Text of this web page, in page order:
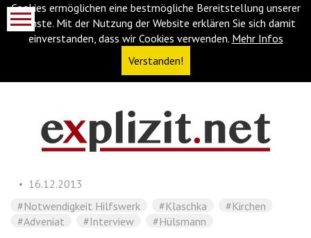
Cookies ermöglichen eine bestmögliche Bereitstellung unserer
Dienste. Mit der Nutzung der Website erklären Sie sich damit
einverstanden, dass wir Cookies verwenden. Mehr Infos
Verstanden!
(Accesskey
Zur
Navigation
16.12.2013
#Notwendigkeit Hilfswerk
#Klaschka
#Kirchen
#Adveniat
#Interview #Hülsmann